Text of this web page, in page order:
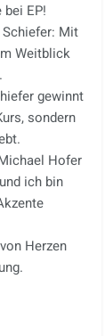
EP!
Mit
Weitblick
gewinnt
sondern
Hofer
ich bin
Herzen